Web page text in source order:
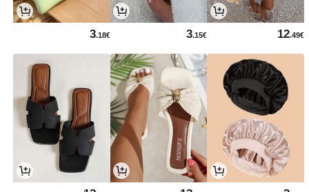
12.49€
3.15€
3.18€